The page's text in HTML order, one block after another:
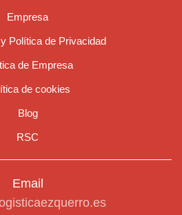
Empresa
Política de Privacidad
de Empresa
de cookies
Blog
RSC
Email